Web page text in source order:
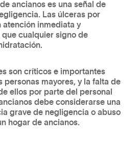
ancianos es una señal de
Las úlceras por
inmediata y
cualquier signo de
son críticos e importantes
personas mayores, y la falta de
ellos por parte del personal
debe considerarse una
grave de negligencia o abuso
hogar de ancianos.